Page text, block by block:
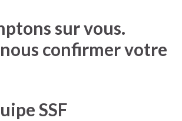
sur vous.
confirmer votre
SSF